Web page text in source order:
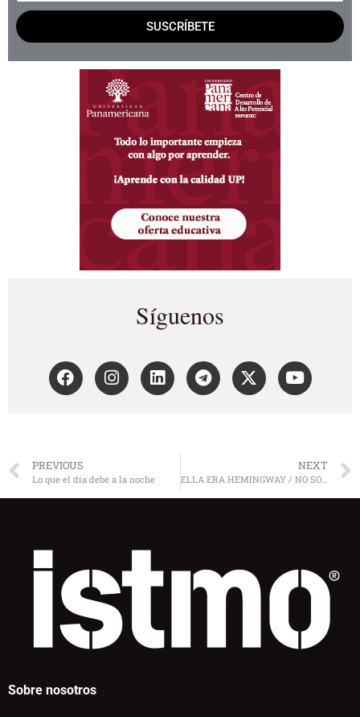
SUSCRÍBETE
Síguenos
PREVIOUS
Lo que el día debe a la noche
NEXT
ELLA ERA HEMINGWAY / NO SOY AUSTER
Sobre nosotros